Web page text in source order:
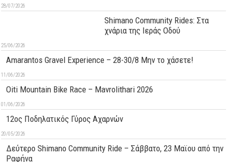
28/07/2026
Shimano Community Rides: Στα
χνάρια της Ιεράς Οδού
25/06/2026
Amarantos Gravel Experience – 28-30/8 Μην το χάσετε!
11/06/2026
Oiti Mountain Bike Race – Mavrolithari 2026
01/06/2026
12ος Ποδηλατικός Γύρος Αχαρνών
20/05/2026
Δεύτερo Shimano Community Ride – Σάββατο, 23 Μαϊου από την
Ραφήνα